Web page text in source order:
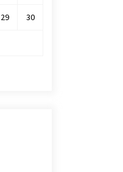
29 30